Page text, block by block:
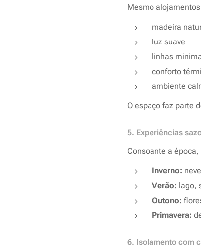
Mesmo
madeira
luz suave
linhas
conforto
ambiente
O espaço faz parte
5. Experiências
Consoante a
Inverno:
Verão: lago,
Outono:
Primavera:
6. Isolamento com